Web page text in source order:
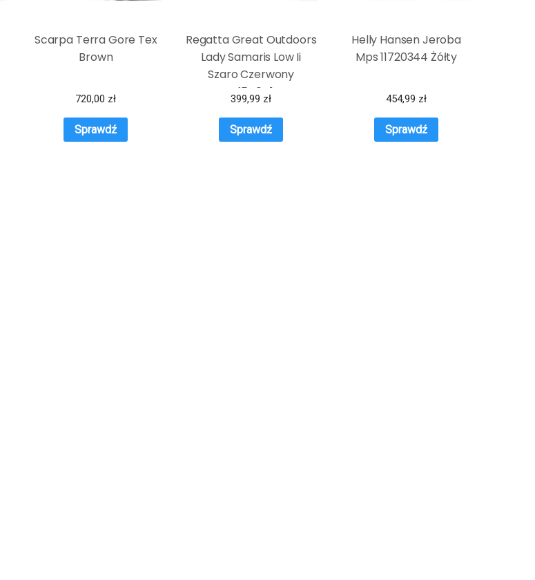
Scarpa Terra Gore Tex
Brown
720,00 zł
Sprawdź
Regatta Great Outdoors
Lady Samaris Low Ii
Szaro Czerwony
Rwf540D1N
399,99 zł
Sprawdź
Helly Hansen Jeroba
Mps 11720344 Żółty
454,99 zł
Sprawdź